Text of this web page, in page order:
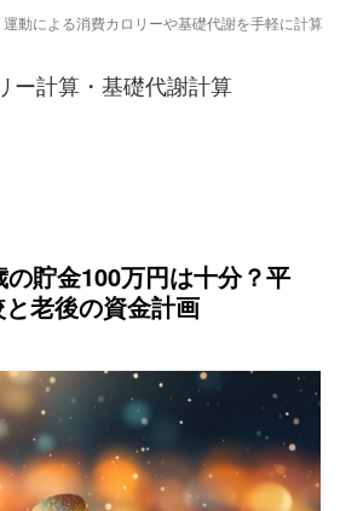
動による消費カロリーや基礎代謝を手軽に計算
ー計算・基礎代謝計算
の貯金100万円は十分？平
老後の資金計画